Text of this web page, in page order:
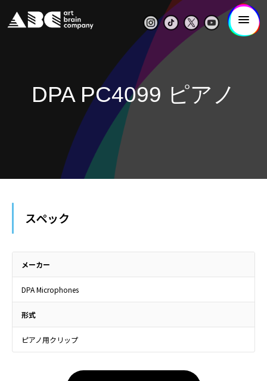
DPA PC4099 ピアノ
スペック
メーカー
DPA Microphones
形式
ピアノ用クリップ